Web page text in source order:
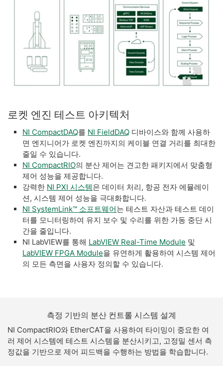
로켓 엔진 테스트 아키텍처
NI CompactDAQ를 NI FieldDAQ 디바이스와 함께 사용하
면 엔지니어가 로켓 엔진까지의 케이블 연결 거리를 최대한
줄일 수 있습니다.
NI CompactRIO의 분산 제어는 견고한 패키지에서 맞춤형
제어 성능을 제공합니다.
강력한 NI PXI 시스템은 데이터 처리, 항공 전자 에뮬레이
션, 시스템 제어 성능을 극대화합니다.
NI SystemLink™ 소프트웨어는 테스트 자산과 테스트 데이
터를 모니터링하여 유지 보수 및 수리를 위한 가동 중단 시
간을 줄입니다.
NI LabVIEW를 통해 LabVIEW Real-Time Module 및
LabVIEW FPGA Module을 유연하게 활용하여 시스템 제어
의 모든 측면을 사용자 정의할 수 있습니다.
측정 기반의 분산 컨트롤 시스템 설계
NI CompactRIO와 EtherCAT을 사용하여 타이밍이 중요한 여
러 제어 시스템에 테스트 시스템을 분산시키고, 고정밀 센서 측
정값을 기반으로 제어 피드백을 수행하는 방법을 학습합니다.